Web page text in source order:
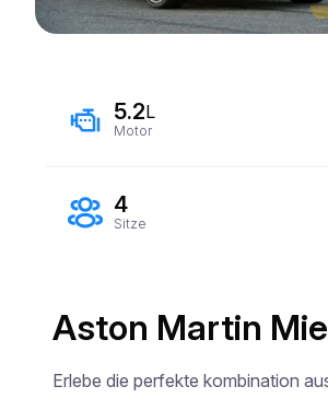
5.2L
Motor
4
Sitze
Aston Martin
Erlebe die perfekte kombination